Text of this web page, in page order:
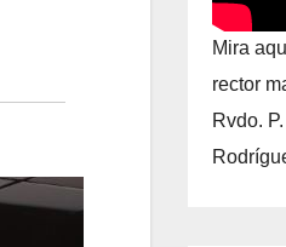
Mira
rector
Rvdo.